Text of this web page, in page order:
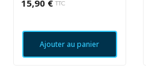
15,90 € TTC
Ajouter au panier